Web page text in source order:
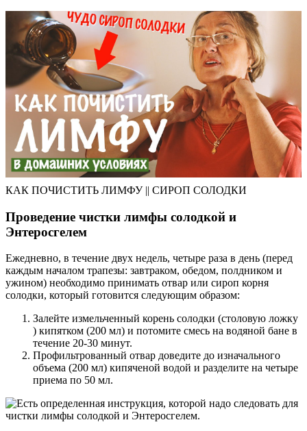
КАК ПОЧИСТИТЬ ЛИМФУ || СИРОΠ СОЛОДКИ
Проведение чистки лимфы солодкой и
Энтеросгелем
Ежедневно, в течение двух недель, четыре раза в день (перед
каждым началом трапезы: завтраком, обедом, полдником и
ужином) необходимо принимать отвар или сироп корня
солодки, который готовится следующим образом:
Залейте измельченный корень солодки (столовую ложку
) кипятком (200 мл) и потомите смесь на водяной бане в
течение 20-30 минут.
Профильтрованный отвар доведите до изначального
объема (200 мл) кипяченой водой и разделите на четыре
приема по 50 мл.